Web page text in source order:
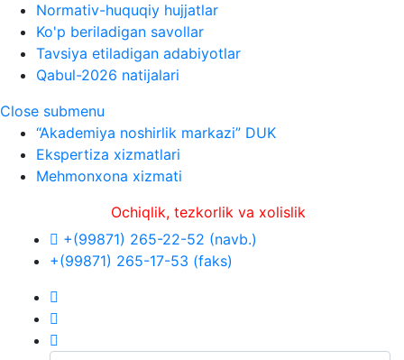
Normativ-huquqiy hujjatlar
Ko'p beriladigan savollar
Tavsiya etiladigan adabiyotlar
Qabul-2026 natijalari
Close submenu
“Akademiya noshirlik markazi” DUK
Ekspertiza xizmatlari
Mehmonxona xizmati
Ochiqlik, tezkorlik va xolislik
+(99871) 265-22-52 (navb.)
+(99871) 265-17-53 (faks)